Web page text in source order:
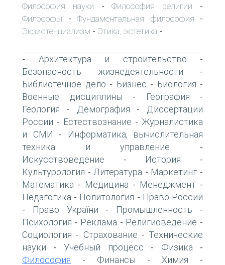
Философия науки -Философия религии -
Философы - Фундаментальная философия -
Экзистенциализм - Этика, эстетика -
- Архитектура и строительство -
Безопасность жизнедеятельности -
Библиотечное дело - Бизнес - Биология -
Военные дисциплины - География -
Геология - Демография -
Диссертации
России - Естествознание - Журналистика
и СМИ -
Информатика, вычислительная
техника и управление -
Искусствоведение - История -
Культурология - Литература - Маркетинг -
Математика - Медицина - Менеджмент -
Педагогика - Политология - Право России
- Право України - Промышленность -
Психология - Реклама - Религиоведение -
Социология - Страхование - Технические
науки - Учебный процесс - Физика -
Философия - Финансы - Химия -